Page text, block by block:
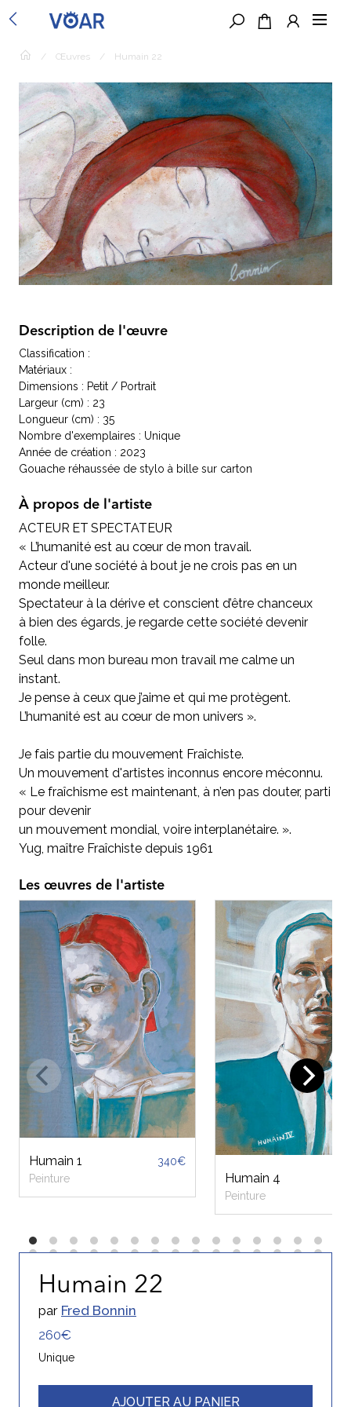
/ Œuvres / Humain 22
Description de l'œuvre
Classification :
Matériaux :
Dimensions : Petit / Portrait
Largeur (cm) : 23
Longueur (cm) : 35
Nombre d'exemplaires : Unique
Année de création : 2023
Gouache réhaussée de stylo à bille sur carton
À propos de l'artiste
ACTEUR ET SPECTATEUR
« L’humanité est au cœur de mon travail.
Acteur d'une société à bout je ne crois pas en un
monde meilleur.
Spectateur à la dérive et conscient d’être chanceux
à bien des égards, je regarde cette société devenir
folle.
Seul dans mon bureau mon travail me calme un
instant.
Je pense à ceux que j’aime et qui me protègent.
L’humanité est au cœur de mon univers ».
Je fais partie du mouvement Fraîchiste.
Un mouvement d'artistes inconnus encore méconnu.
« Le fraîchisme est maintenant, à n’en pas douter, parti
pour devenir
un mouvement mondial, voire interplanétaire. ».
Yug, maître Fraîchiste depuis 1961
Les œuvres de l'artiste
Humain 1
Peinture
340€
Humain 4
Peinture
Humain 22
par Fred Bonnin
260€
Unique
AJOUTER AU PANIER